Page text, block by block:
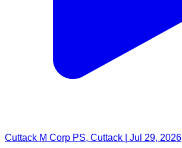
Cuttack M Corp PS, Cuttack | Jul 29, 2026